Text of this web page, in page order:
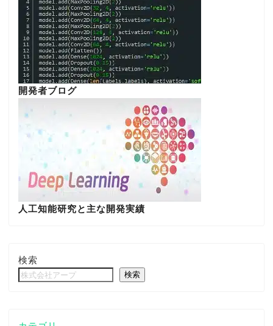
開発者ブログ
人工知能研究と主な開発実績
検索
検索